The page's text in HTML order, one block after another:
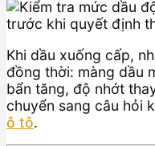
Khi dầu xuống cấp,
đồng thời: màng dầu
bẩn tăng, độ nhớt
chuyển sang câu hỏi
ô tô.